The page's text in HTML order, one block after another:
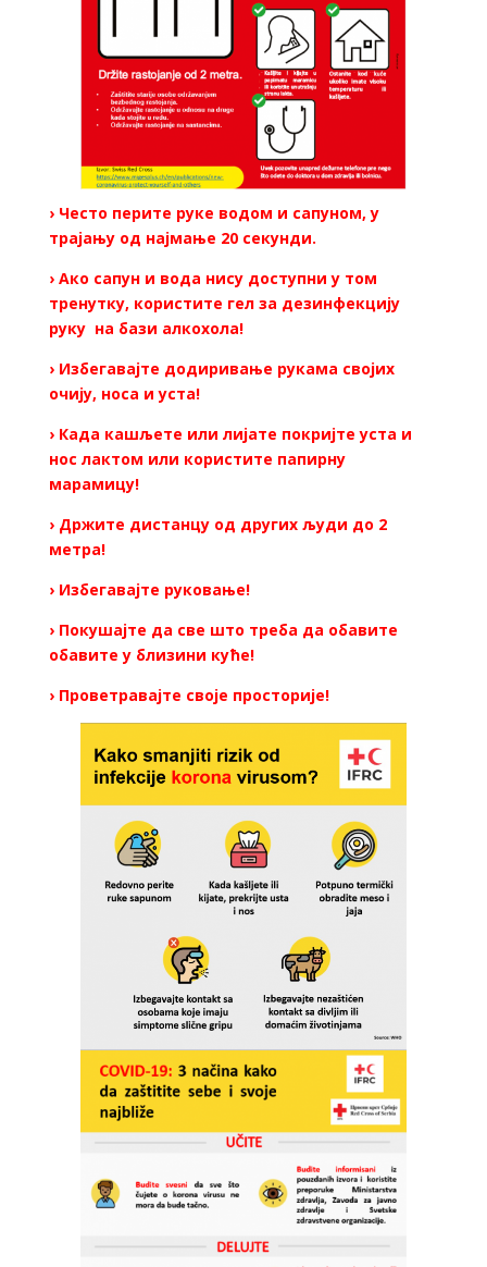
› Често перите руке водом и сапуном, у
трајању од најмање 20 секунди.
› Ако сапун и вода нису доступни у том
тренутку, користите гел за дезинфекцију
руку на бази алкохола!
› Избегавајте додиривање рукама својих
очију, носа и уста!
› Када кашљете или лијате покријте уста и
нос лактом или користите папирну
марамицу!
› Држите дистанцу од других људи до 2
метра!
› Избегавајте руковање!
› Покушајте да све што треба да обавите
обавите у близини куће!
› Проветравајте своје просторије!